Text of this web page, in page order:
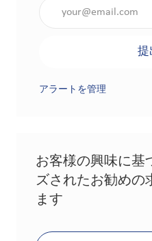
提
アラートを管理
お客様の興味に基
ズされたお勧めの
ます